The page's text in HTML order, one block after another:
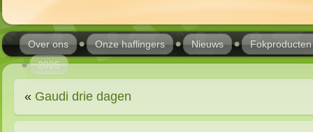
Over ons Onze haflingers Nieuws
Fokproducten
2025
« Gaudi drie dagen